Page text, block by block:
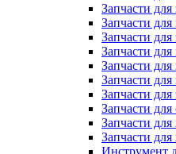
Запчасти
Запчасти
Запчасти
Запчасти
Запчасти
Запчасти
Запчасти
Запчасти
Запчасти для
Запчасти
Инструмент